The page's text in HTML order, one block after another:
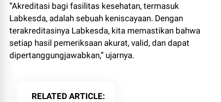
“Akreditasi bagi fasilitas kesehatan, termasuk
Labkesda, adalah sebuah keniscayaan. Dengan
terakreditasinya Labkesda, kita memastikan bahwa
setiap hasil pemeriksaan akurat, valid, dan dapat
dipertanggungjawabkan,” ujarnya.
RELATED ARTICLE